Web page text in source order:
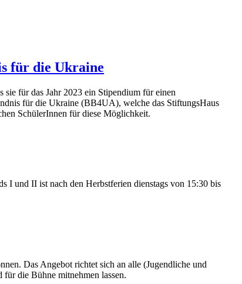
für die Ukraine
für das Jahr 2023 ein Stipendium für einen
für die Ukraine (BB4UA), welche das StiftungsHaus
SchülerInnen für diese Möglichkeit.
I und II ist nach den Herbstferien dienstags von 15:30 bis
Das Angebot richtet sich an alle (Jugendliche und
die Bühne mitnehmen lassen.